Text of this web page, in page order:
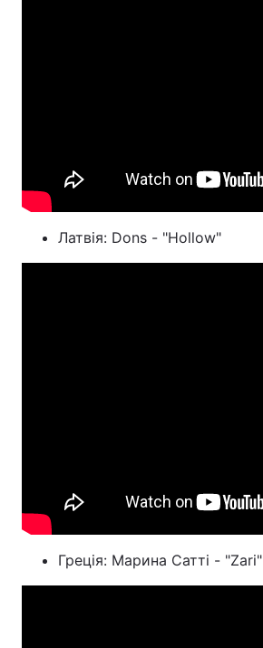
Латвія: Dons - "Hollow"
Греція: Марина Сатті - "Zari"